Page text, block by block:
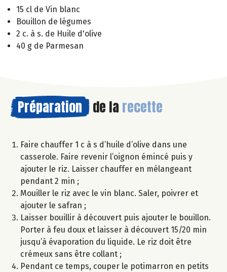
15 cl de Vin blanc
Bouillon de légumes
2 c. à s. de Huile d'olive
40 g de Parmesan
Préparation de la recette
Faire chauffer 1 c à s d’huile d’olive dans une
casserole. Faire revenir l’oignon émincé puis y
ajouter le riz. Laisser chauffer en mélangeant
pendant 2 min ;
Mouiller le riz avec le vin blanc. Saler, poivrer et
ajouter le safran ;
Laisser bouillir à découvert puis ajouter le bouillon.
Porter à feu doux et laisser à découvert 15/20 min
jusqu’à évaporation du liquide. Le riz doit être
crémeux sans être collant ;
Pendant ce temps, couper le potimarron en petits